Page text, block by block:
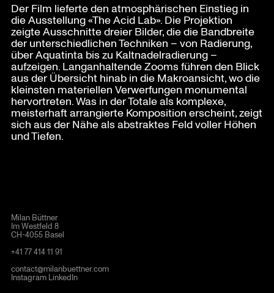
Der Film lieferte den atmosphärischen Einstieg in
die Ausstellung «The Acid Lab». Die Projektion
zeigte Ausschnitte dreier Bilder, die die Bandbreite
der unterschiedlichen Techniken – von Radierung,
über Aquatinta bis zu Kaltnadelradierung –
aufzeigen. Langanhaltende Zooms führen den Blick
aus der Übersicht hinab in die Makroansicht, wo die
kleinsten materiellen Verwerfungen monumental
hervortreten. Was in der Totale als komplexe,
meisterhaft arrangierte Komposition erscheint, zeigt
sich aus der Nähe als abstraktes Feld voller Höhen
und Tiefen.
Milan Büttner
Im Westfeld 8
CH-4055 Basel
+41 77 414 11 91
contact@milanbuettner.com
Instagram LinkedIn